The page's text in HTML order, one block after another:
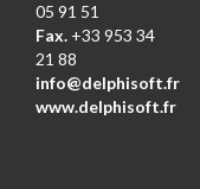
05 91 51
Fax. +33 953 34
21 88
info@delphisoft.fr
www.delphisoft.fr